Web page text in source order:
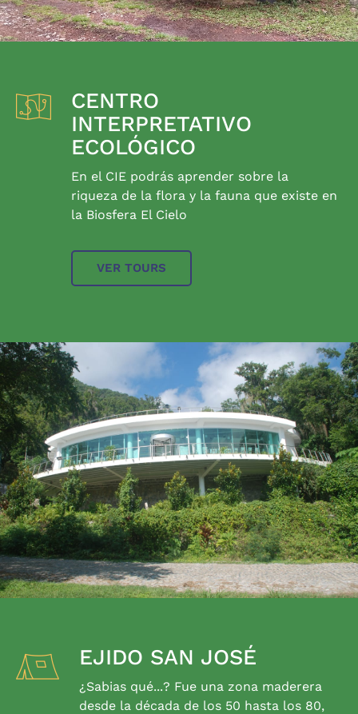
CENTRO
INTERPRETATIVO
ECOLÓGICO
En el CIE podrás aprender sobre la
riqueza de la flora y la fauna que existe en
la Biosfera El Cielo
VER TOURS
EJIDO SAN JOSÉ
¿Sabias qué...? Fue una zona maderera
desde la década de los 50 hasta los 80,